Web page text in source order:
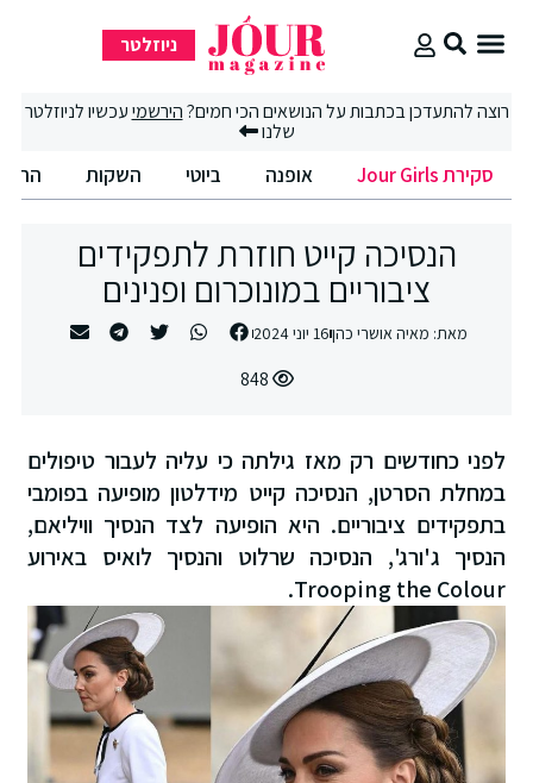
ניוזלטר
רוצה להתעדכן בכתבות על הנושאים הכי חמים?הירשמיעכשיו לניוזלטר
שלנו
סקירת Jour Girls אופנה ביוטי השקות
הנסיכה קייט חוזרת לתפקידים
ציבוריים במונוכרום ופנינים
מאת: מאיה אושרי כהן16 יוני 2024
לפני כחודשים רק מאז גילתה כי עליה לעבור טיפולים
במחלת הסרטן, הנסיכה קייט מידלטון מופיעה בפומבי
בתפקידים ציבוריים. היא הופיעה לצד הנסיך וויליאם,
הנסיך ג'ורג', הנסיכה שרלוט והנסיך לואיס באירוע
Trooping the Colour.